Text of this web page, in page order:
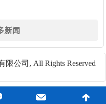
新闻
公司, All Rights Reserved